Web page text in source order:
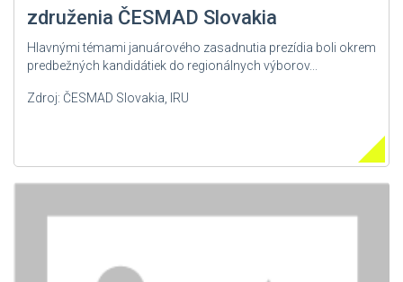
združenia ČESMAD Slovakia
Hlavnými témami januárového zasadnutia prezídia boli okrem
predbežných kandidátiek do regionálnych výborov...
Zdroj: ČESMAD Slovakia, IRU